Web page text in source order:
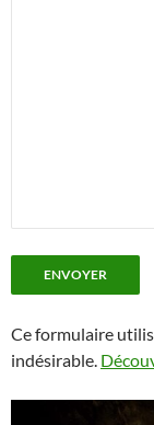
Ce formulaire
indésirable.